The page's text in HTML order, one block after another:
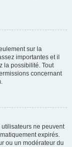
sur la
importantes et il
la possibilité. Tout
concernant
ne peuvent
expirés.
ou un modérateur du